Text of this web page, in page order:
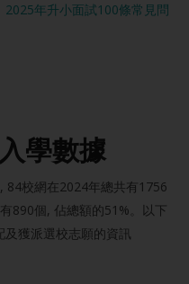
2025年升小面試100條常見問
學數據
, 84校網在2024年總共有1756
890個, 佔總額的51%。以下
獲派選校志願的資訊